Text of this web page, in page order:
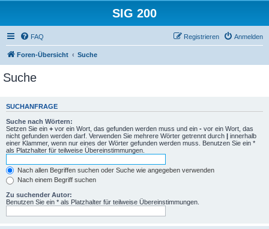
SIG 200
FAQ Anmelden
Registrieren
Foren-Übersicht Suche
Suche
SUCHANFRAGE
Suche nach Wörtern:
Setzen Sie ein + vor ein Wort, das gefunden werden muss und ein - vor ein Wort, das
nicht gefunden werden darf. Verwenden Sie mehrere Wörter getrennt durch | innerhalb
einer Klammer, wenn nur eines der Wörter gefunden werden muss. Benutzen Sie ein *
als Platzhalter für teilweise Übereinstimmungen.
Nach allen Begriffen suchen oder Suche wie angegeben verwenden
Nach einem Begriff suchen
Zu suchender Autor:
Benutzen Sie ein * als Platzhalter für teilweise Übereinstimmungen.